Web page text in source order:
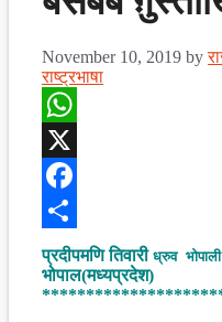
November 10, 2019 by
राष्ट्रभाषा
WhatsApp
X
Facebook
Share
प्रदीपमणि तिवारी ध्रुव भोपाली
भोपाल(मध्यप्रदेश)